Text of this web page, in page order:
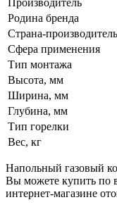
Родина бренда
Страна-производитель
Сфера применения
Тип монтажа
Высота, мм
Ширина, мм
Глубина, мм
Тип горелки
Вес, кг
Напольный газовый
Вы можете купить по
интернет-магазине